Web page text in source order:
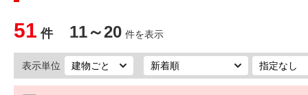
51 件 11～20 件を表示
表示単位